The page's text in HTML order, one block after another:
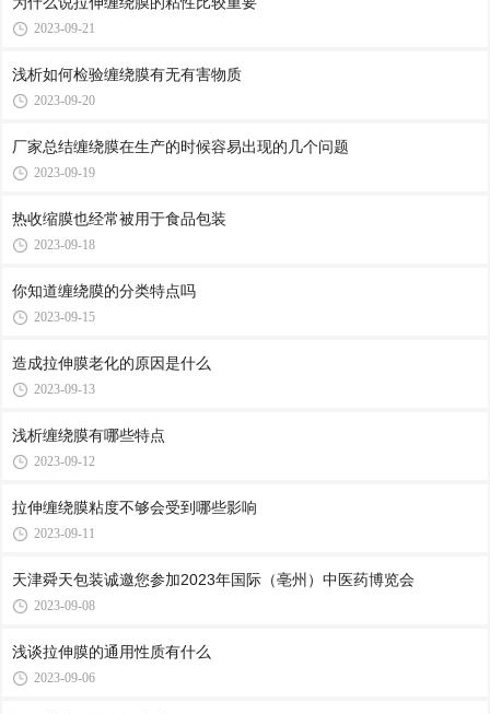
2023-09-21
浅析如何检验缠绕膜有无有害物质
2023-09-20
厂家总结缠绕膜在生产的时候容易出现的几个问题
2023-09-19
热收缩膜也经常被用于食品包装
2023-09-18
你知道缠绕膜的分类特点吗
2023-09-15
造成拉伸膜老化的原因是什么
2023-09-13
浅析缠绕膜有哪些特点
2023-09-12
拉伸缠绕膜粘度不够会受到哪些影响
2023-09-11
天津舜天包装诚邀您参加2023年国际（亳州）中医药博览会
2023-09-08
浅谈拉伸膜的通用性质有什么
2023-09-06